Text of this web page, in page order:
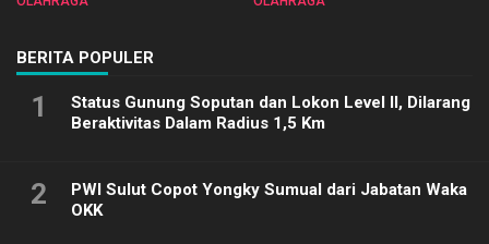
BERITA POPULER
1
Status Gunung Soputan dan Lokon Level II, Dilarang
Beraktivitas Dalam Radius 1,5 Km
2
PWI Sulut Copot Yongky Sumual dari Jabatan Waka
OKK